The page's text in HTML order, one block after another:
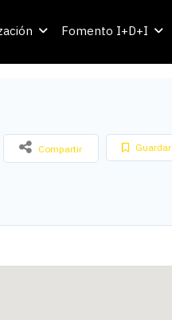
Fomento I+D+I
Guardar
Compartir